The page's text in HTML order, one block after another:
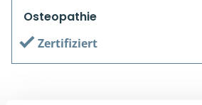
Osteopathie
Zertifiziert